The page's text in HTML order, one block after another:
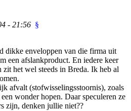
- 21:56 §
dikke enveloppen van die firma uit
een afslankproduct. En iedere keer
zit het wel steeds in Breda. Ik heb al
afvalt (stofwisselingsstoornis), zoals
wonder hopen. Daar speculeren ze
zijn, denken jullie niet??